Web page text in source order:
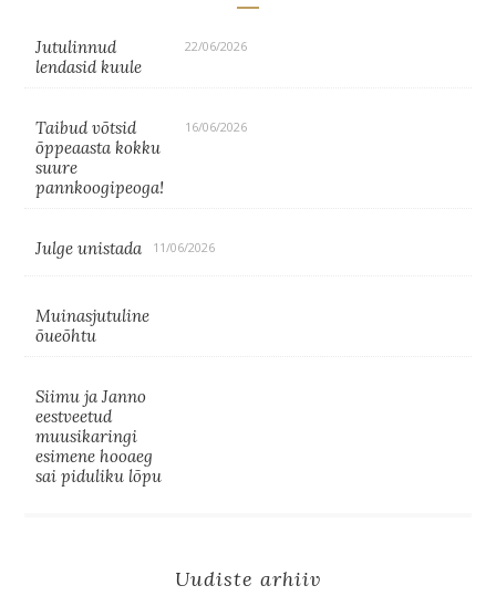
Jutulinnud
lendasid kuule
22/06/2026
Taibud võtsid
õppeaasta kokku
suure
pannkoogipeoga!
16/06/2026
Julge unistada 11/06/2026
Muinasjutuline
õueõhtu
Siimu ja Janno
eestveetud
muusikaringi
esimene hooaeg
sai piduliku lõpu
Uudiste arhiiv